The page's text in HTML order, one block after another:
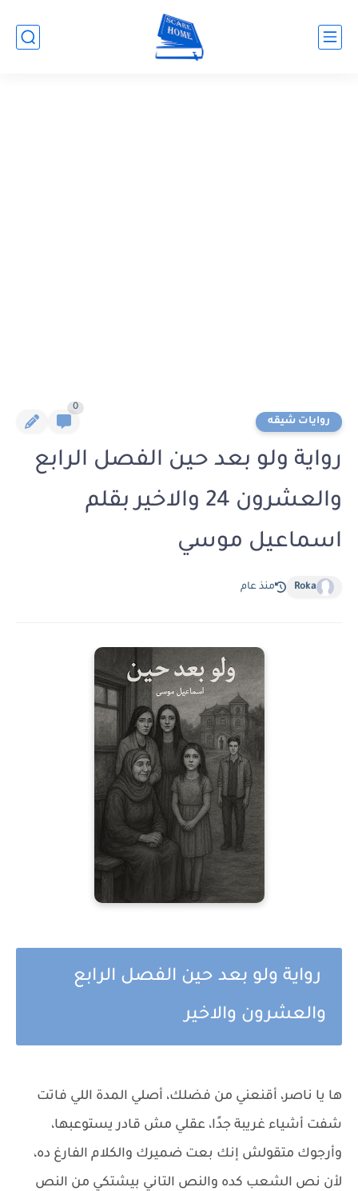
روايات شيقه
0
رواية ولو بعد حين الفصل الرابع
والعشرون 24 والاخير بقلم
اسماعيل موسي
Roka منذ عام
رواية ولو بعد حين الفصل الرابع
والعشرون والاخير
ها يا ناصر، أقنعني من فضلك، أصلي المدة اللي فاتت
شفت أشياء غريبة جدًا، عقلي مش قادر يستوعبها،
وأرجوك متقولش إنك بعت ضميرك والكلام الفارغ ده،
لأن نص الشعب كده والنص التاني بيشتكي من النص